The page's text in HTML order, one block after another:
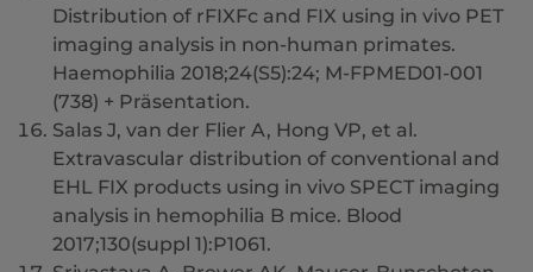
Distribution of rFIXFc and FIX using in vivo PET
imaging analysis in non-human primates.
Haemophilia 2018;24(S5):24; M-FPMED01-001
(738) + Präsentation.
Salas J, van der Flier A, Hong VP, et al.
Extravascular distribution of conventional and
EHL FIX products using in vivo SPECT imaging
analysis in hemophilia B mice. Blood
2017;130(suppl 1):P1061.